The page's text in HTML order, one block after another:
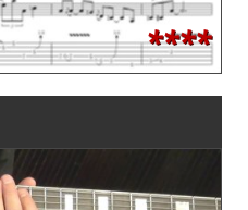
****